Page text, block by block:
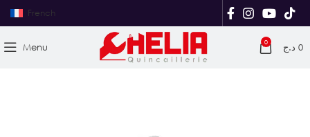
French
Menu 0 0 د.ج